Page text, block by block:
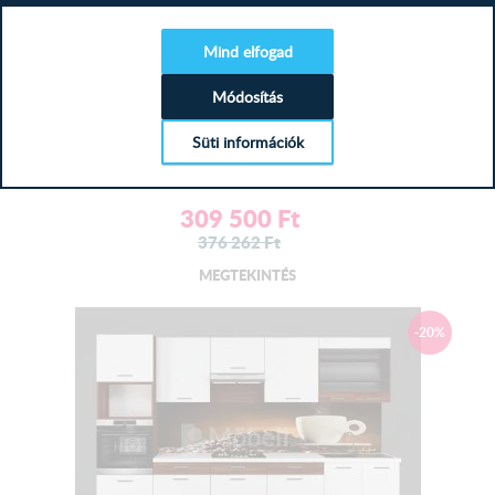
60-es felső sarok elem
72 cm × 60 cm × 60 cm
72 cm × 30 cm × 32 cm
72 cm × 40 cm × 32 cm
80-as felső üveges elem 72 cm x 80 cm x 32 cm
72 cm × 40 cm × 32 cm
Szürke színkód:( RAL 7024 )
A konyhaszekrény elemeit munkalappal szállítjuk
Triss Tölgy - Antracit konyhabútor...
Tekintse meg a Triss Tölgy - Antracit konyhabútorunkat,
mely 275 cm-es kivi...
309 500 Ft
376 262Ft
MEGTEKINTÉS
-20%
Mind elfogad
Módosítás
Süti információk